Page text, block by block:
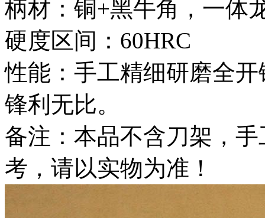
柄材：铜+黑牛角，一体
硬度区间：60HRC
性能：手工精细研磨全
锋利无比。
备注：本品不含刀架，
考，请以实物为准！